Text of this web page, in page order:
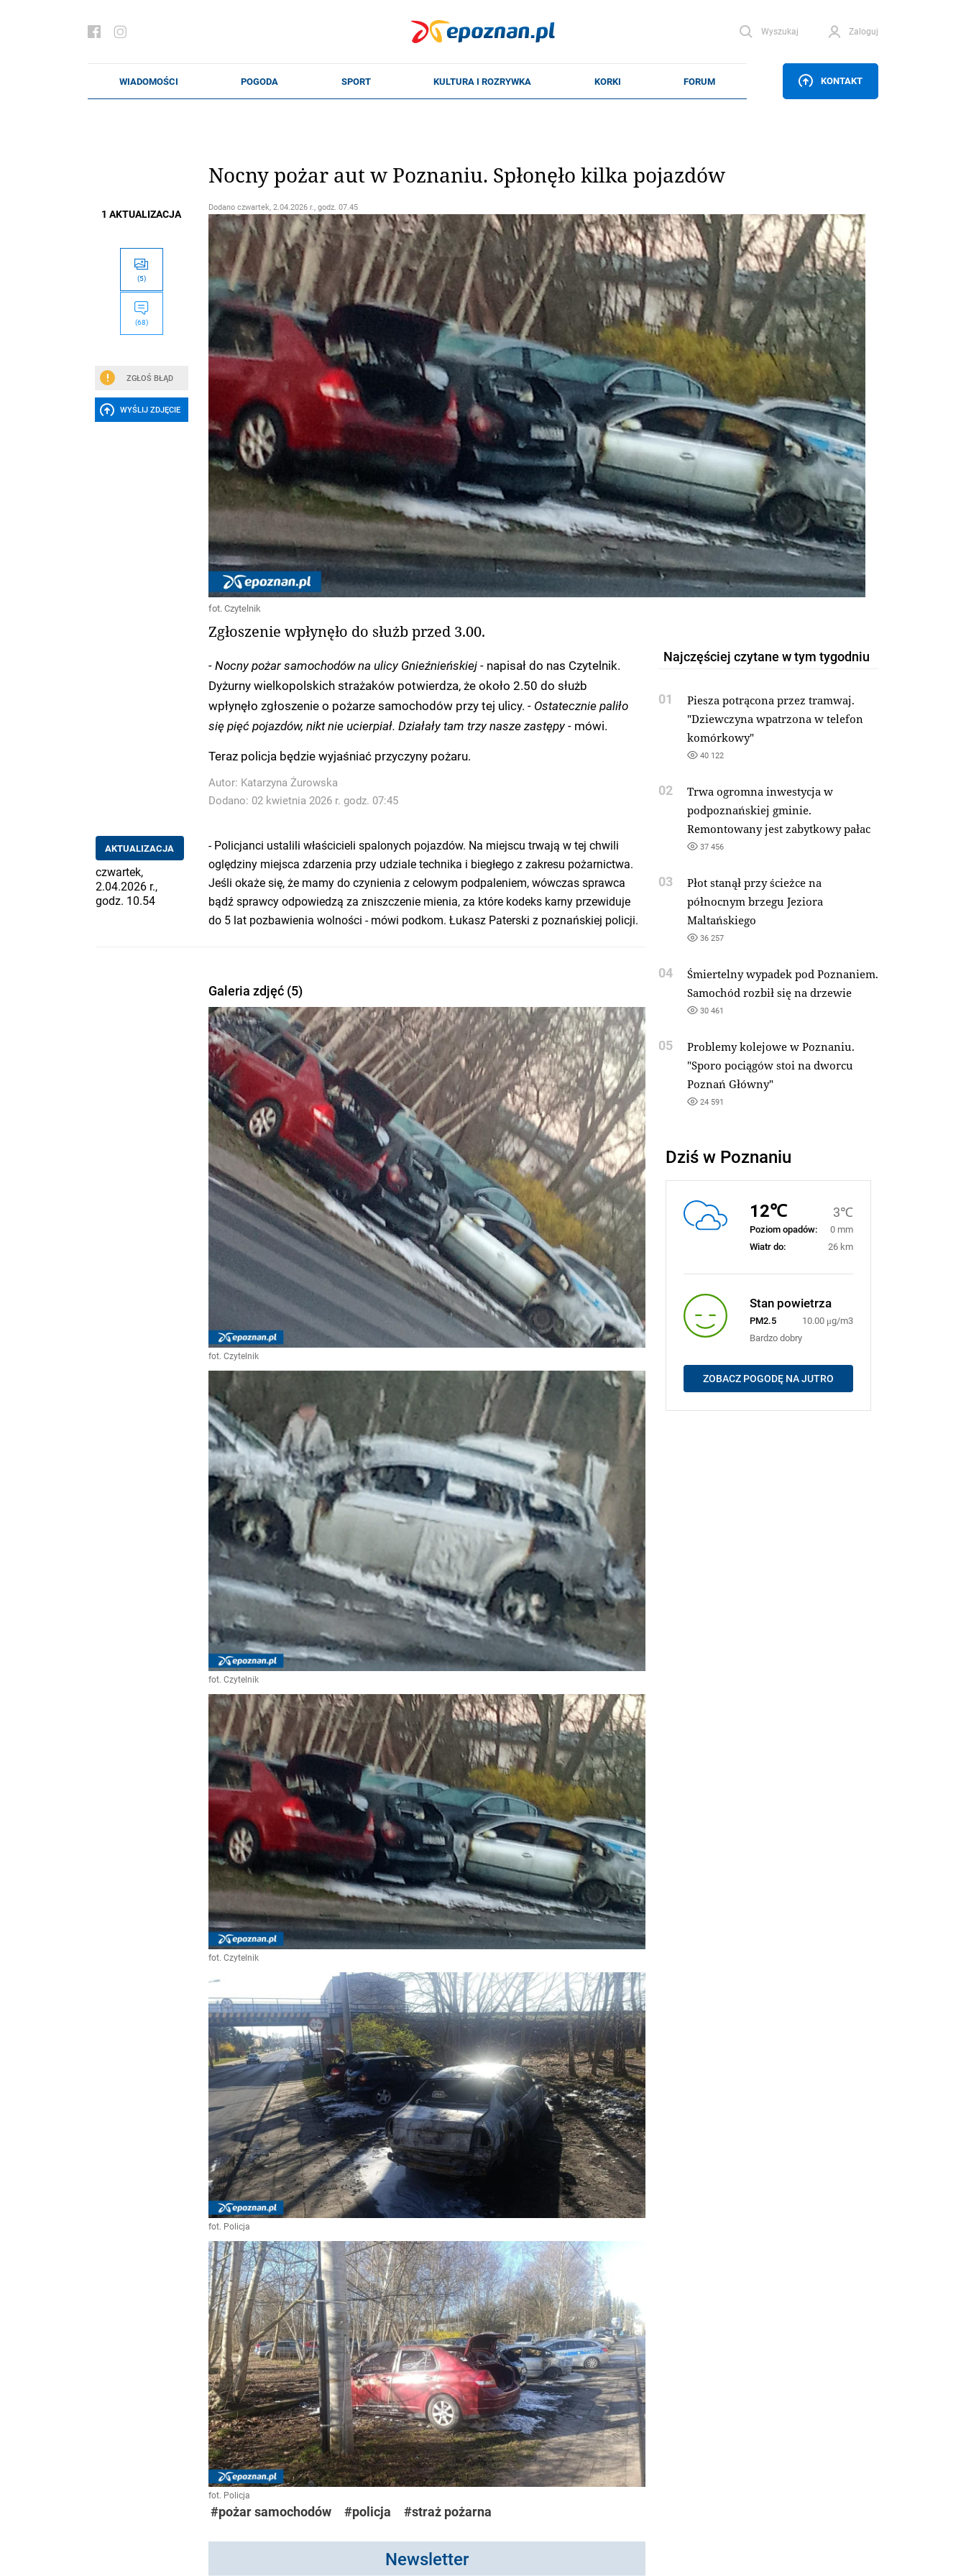
Wyszukaj Zaloguj
KONTAKT
1 AKTUALIZACJA
(5)
(68)
ZGŁOŚ BŁĄD
WYŚLIJ ZDJĘCIE
Nocny pożar aut w Poznaniu. Spłonęło kilka pojazdów
Dodano czwartek, 2.04.2026 r., godz. 07.45
fot. Czytelnik
Zgłoszenie wpłynęło do służb przed 3.00.
- Nocny pożar samochodów na ulicy Gnieźnieńskiej - napisał do nas Czytelnik.
Dyżurny wielkopolskich strażaków potwierdza, że około 2.50 do służb
wpłynęło zgłoszenie o pożarze samochodów przy tej ulicy. - Ostatecznie paliło
się pięć pojazdów, nikt nie ucierpiał. Działały tam trzy nasze zastępy - mówi.
Teraz policja będzie wyjaśniać przyczyny pożaru.
Autor: Katarzyna Żurowska
Dodano: 02 kwietnia 2026 r. godz. 07:45
AKTUALIZACJA
czwartek,
2.04.2026 r.,
godz. 10.54
- Policjanci ustalili właścicieli spalonych pojazdów. Na miejscu trwają w tej chwili
oględziny miejsca zdarzenia przy udziale technika i biegłego z zakresu pożarnictwa.
Jeśli okaże się, że mamy do czynienia z celowym podpaleniem, wówczas sprawca
bądź sprawcy odpowiedzą za zniszczenie mienia, za które kodeks karny przewiduje
do 5 lat pozbawienia wolności - mówi podkom. Łukasz Paterski z poznańskiej policji.
Galeria zdjęć (5)
fot. Czytelnik
fot. Czytelnik
fot. Czytelnik
fot. Policja
fot. Policja
#pożar samochodów #policja #straż pożarna
Newsletter
Najczęściej czytane w tym tygodniu
01
Piesza potrącona przez tramwaj.
"Dziewczyna wpatrzona w telefon
komórkowy"
40 122
02
Trwa ogromna inwestycja w
podpoznańskiej gminie.
Remontowany jest zabytkowy pałac
37 456
03
Płot stanął przy ścieżce na
północnym brzegu Jeziora
Maltańskiego
36 257
04
Śmiertelny wypadek pod Poznaniem.
Samochód rozbił się na drzewie
30 461
05
Problemy kolejowe w Poznaniu.
"Sporo pociągów stoi na dworcu
Poznań Główny"
24 591
Dziś w Poznaniu
12℃ 3℃
Poziom opadów:
0 mm
Wiatr do:
26 km
Stan powietrza
PM2.5
10.00 μg/m3
Bardzo dobry
ZOBACZ POGODĘ NA JUTRO